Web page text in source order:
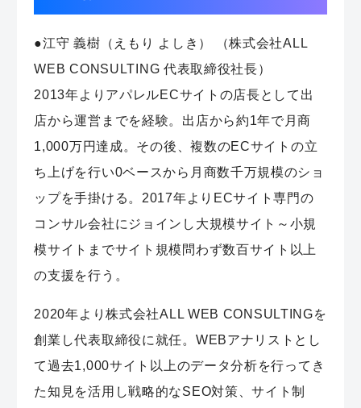
●江守 義樹（えもり よしき） （株式会社ALL
WEB CONSULTING 代表取締役社長）
2013年よりアパレルECサイトの店長として出
店から運営までを経験。出店から約1年で月商
1,000万円達成。その後、複数のECサイトの立
ち上げを行い0ベースから月商数千万規模のショ
ップを手掛ける。2017年よりECサイト専門の
コンサル会社にジョインし大規模サイト～小規
模サイトまでサイト規模問わず数百サイト以上
の支援を行う。
2020年より株式会社ALL WEB CONSULTINGを
創業し代表取締役に就任。WEBアナリストとし
て過去1,000サイト以上のデータ分析を行ってき
た知見を活用し戦略的なSEO対策、サイト制